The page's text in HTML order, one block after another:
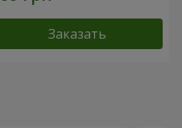
Заказать